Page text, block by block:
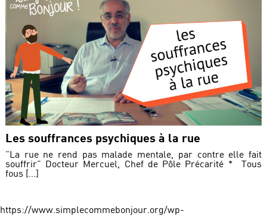
Les souffrances psychiques à la rue
"La rue ne rend pas malade mentale, par contre elle fait
souffrir" Docteur Mercuel, Chef de Pôle Précarité * Tous
fous [...]
https://www.simplecommebonjour.org/wp-